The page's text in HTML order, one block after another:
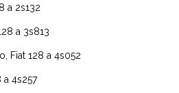
a 2s132
a 3s813
Fiat 128 a 4s052
a 4s257